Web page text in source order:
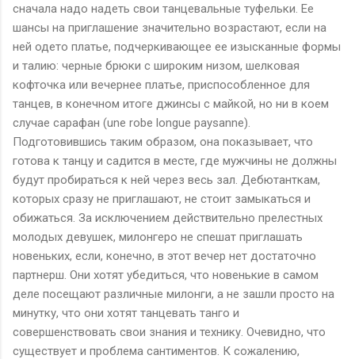
сначала надо надеть свои танцевальные туфельки. Ее
шансы на приглашение значительно возрастают, если на
ней одето платье, подчеркивающее ее изысканные формы
и талию: черные брюки с широким низом, шелковая
кофточка или вечернее платье, приспособленное для
танцев, в конечном итоге джинсы с майкой, но ни в коем
случае сарафан (une robe longue paysanne).
Подготовившись таким образом, она показывает, что
готова к танцу и садится в месте, где мужчины не должны
будут пробираться к ней через весь зал. Дебютанткам,
которых сразу не приглашают, не стоит замыкаться и
обижаться. За исключением действительно прелестных
молодых девушек, милонгеро не спешат приглашать
новеньких, если, конечно, в этот вечер нет достаточно
партнерш. Они хотят убедиться, что новенькие в самом
деле посещают различные милонги, а не зашли просто на
минутку, что они хотят танцевать танго и
совершенствовать свои знания и технику. Очевидно, что
существует и проблема сантиментов. К сожалению,